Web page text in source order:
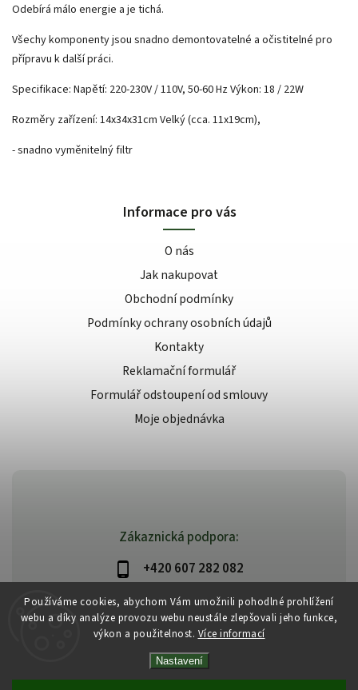
Používáme cookies, abychom Vám umožnili pohodlné prohlížení
webu a díky analýze provozu webu neustále zlepšovali jeho funkce,
výkon a použitelnost. Více informací
Nastavení
Odebírá málo energie a je tichá.
Všechy komponenty jsou snadno demontovatelné a očistitelné pro
přípravu k další práci.
Specifikace: Napětí: 220-230V / 110V, 50-60 Hz Výkon: 18 / 22W
Rozměry zařízení: 14x34x31cm Velký (cca. 11x19cm),
- snadno vyměnitelný filtr
Zákaznická podpora:
+420 607 282 082
info@beautysystem.cz
Informace pro vás
O nás
Jak nakupovat
Obchodní podmínky
Podmínky ochrany osobních údajů
Kontakty
Reklamační formulář
Formulář odstoupení od smlouvy
Moje objednávka
Beautysystem.cz